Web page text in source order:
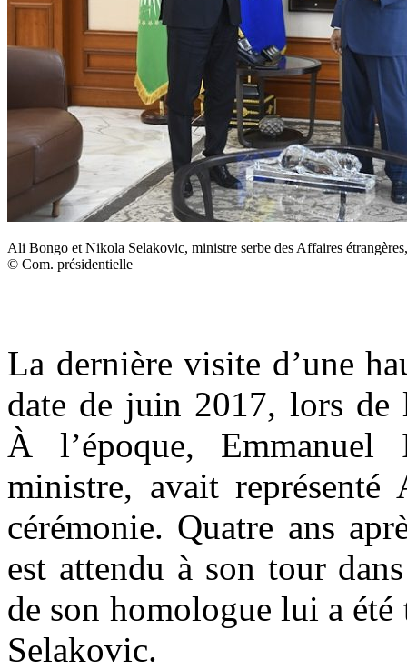
Ali Bongo et Nikola Selakovic, ministre serbe des Affaires
© Com. présidentielle
La dernière visite d’une
date de juin 2017, lors de
À l’époque, Emmanuel
ministre, avait
cérémonie. Quatre ans
est attendu à son tour
de son homologue lui a
Selakovic.